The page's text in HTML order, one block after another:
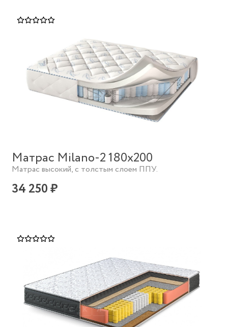
Матрас Milano-2 180х200
Матрас высокий, с толстым слоем ППУ.
34 250 ₽